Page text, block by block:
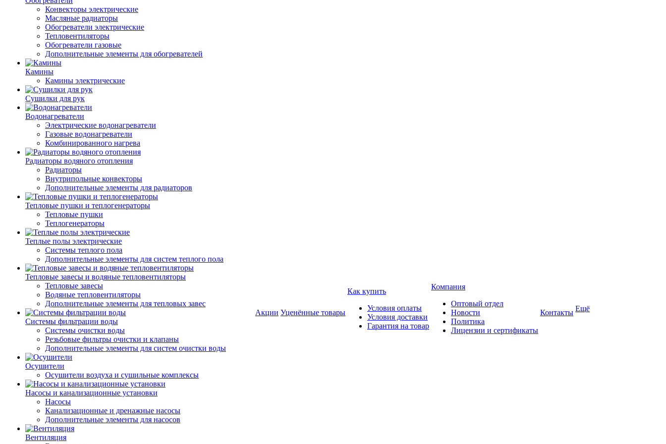
Конвекторы электрические
Масляные радиаторы
Обогреватели электрические
Тепловентиляторы
Обогреватели газовые
Дополнительные элементы для обогревателей
Камины
Камины электрические
Сушилки для рук
Водонагреватели
Электрические водонагреватели
Газовые водонагреватели
Комбинированного нагрева
Радиаторы водяного отопления
Радиаторы
Внутрипольные конвекторы
Дополнительные элементы для радиаторов
Тепловые пушки и теплогенераторы
Тепловые пушки
Теплогенераторы
Теплые полы электрические
Системы теплого пола
Дополнительные элементы для систем теплого пола
Тепловые завесы и водяные тепловентиляторы
Тепловые завесы
Водяные тепловентиляторы
Дополнительные элементы для тепловых завес
Системы фильтрации воды
Системы очистки воды
Резьбовые фильтры очистки и клапаны
Дополнительные элементы для систем очистки воды
Осушители
Осушители воздуха и сушильные комплексы
Насосы и канализационные установки
Насосы
Канализационные и дренажные насосы
Дополнительные элементы для насосов
Вентиляция
Акции Уценённые товары
Как купить
Условия оплаты
Условия доставки
Гарантия на товар
Компания
Оптовый отдел
Новости
Политика
Лицензии и сертификаты
Контакты Ещё